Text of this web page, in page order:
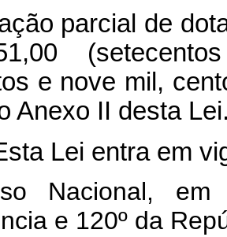
parcial de
e nove mil,
Anexo II desta
Lei entra em
Nacional,
e 120º da